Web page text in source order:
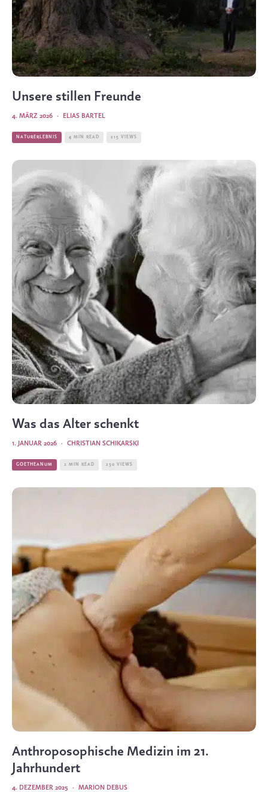
Unsere stillen Freunde
ELIAS BARTEL
·
4. MÄRZ 2026
NATURERLEBNIS 4 MIN READ 215 VIEWS
Was das Alter schenkt
CHRISTIAN SCHIKARSKI
·
1. JANUAR 2026
GOETHEANUM 2 MIN READ 230 VIEWS
Anthroposophische Medizin im 21.
Jahrhundert
MARION DEBUS
·
4. DEZEMBER 2025